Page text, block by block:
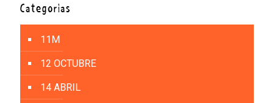
Categorías
11M
12 OCTUBRE
14 ABRIL